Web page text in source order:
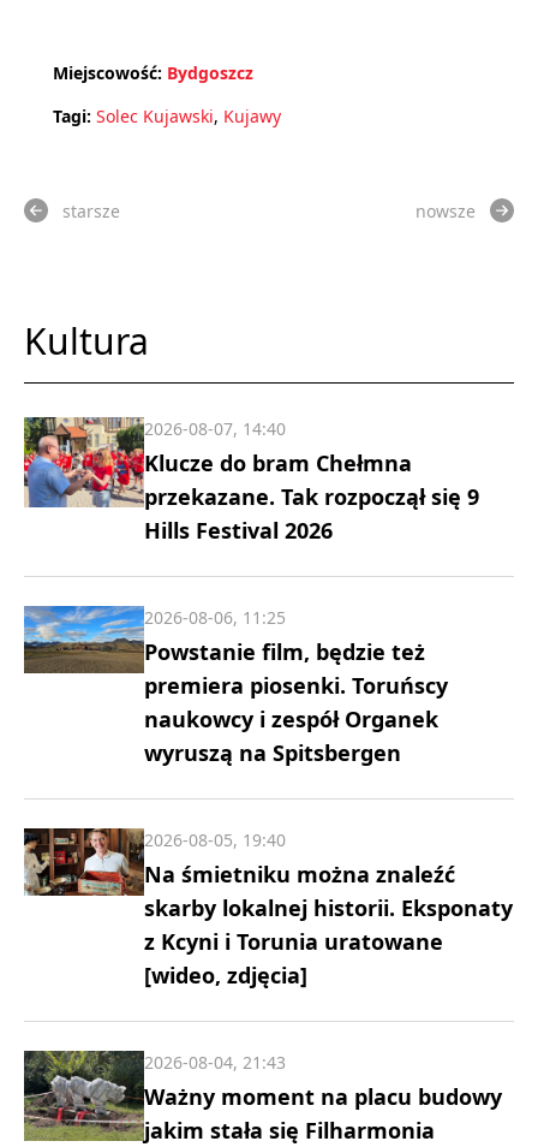
Miejscowość: Bydgoszcz
Tagi: Solec Kujawski, Kujawy
starsze nowsze
Kultura
Klucze do bram Chełmna
przekazane. Tak rozpoczął się 9
Hills Festival 2026
2026-08-07, 14:40
Powstanie film, będzie też
premiera piosenki. Toruńscy
naukowcy i zespół Organek
wyruszą na Spitsbergen
2026-08-06, 11:25
Na śmietniku można znaleźć
skarby lokalnej historii. Eksponaty
z Kcyni i Torunia uratowane
[wideo, zdjęcia]
2026-08-05, 19:40
Ważny moment na placu budowy
jakim stała się Filharmonia
2026-08-04, 21:43